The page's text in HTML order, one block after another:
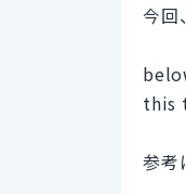
今回
this
参考